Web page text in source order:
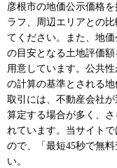
彦根市の地価公示価格
ラフ、周辺エリアとの
てください。また、地
の目安となる土地評価
用意しています。公共
の計算の基準とされる
取引には、不動産会社
算定する場合が多く、
れています。当サイト
ので、「最短45秒で無
い。